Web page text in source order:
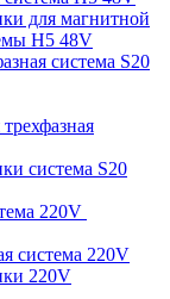
для магнитной
H5 48V
система S20
система S20
220V
система 220V
220V